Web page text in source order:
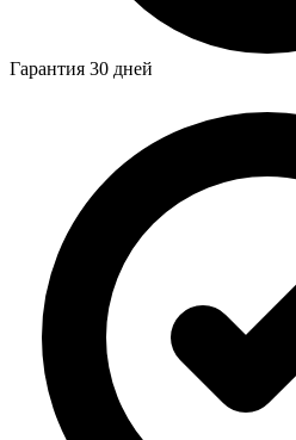
Гарантия 30 дней